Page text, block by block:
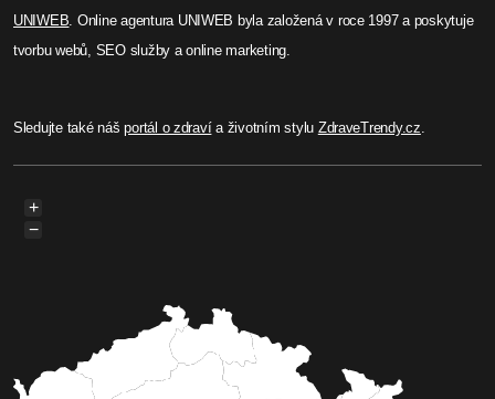
UNIWEB. Online agentura UNIWEB byla založená v roce 1997 a poskytuje
tvorbu webů, SEO služby a online marketing.
Sledujte také nášportál o zdravía životním stylu ZdraveTrendy.cz.
+
−